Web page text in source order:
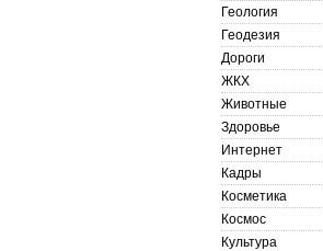
Геология
Геодезия
Дороги
ЖКХ
Животные
Здоровье
Интернет
Кадры
Косметика
Космос
Культура